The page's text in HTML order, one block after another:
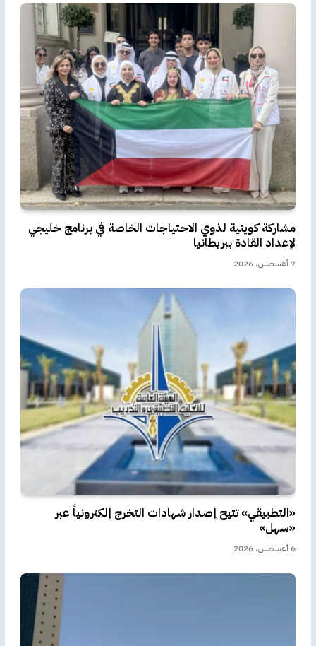
مشاركة كويتية لذوي الاحتياجات الخاصة في برنامج خليجي
لإعداد القادة ببريطانيا
7 أغسطس، 2026
«التطبيقي» تتيح إصدار شهادات التخرج إلكترونياً عبر
«سهل»
6 أغسطس، 2026